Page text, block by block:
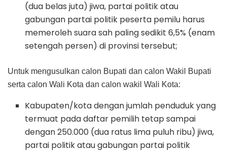
(dua belas juta) jiwa, partai politik atau
gabungan partai politik peserta pemilu harus
memeroleh suara sah paling sedikit 6,5% (enam
setengah persen) di provinsi tersebut;
Untuk mengusulkan calon Bupati dan calon Wakil Bupati
serta calon Wali Kota dan calon wakil Wali Kota:
Kabupaten/kota dengan jumlah penduduk yang
termuat pada daftar pemilih tetap sampai
dengan 250.000 (dua ratus lima puluh ribu) jiwa,
partai politik atau gabungan partai politik